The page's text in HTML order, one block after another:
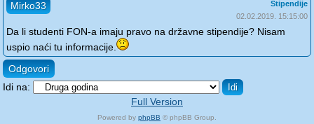
Mirko33
Stipendije
02.02.2019. 15:15:00
Da li studenti FON-a imaju pravo na državne stipendije? Nisam
uspio naći tu informacije.
Odgovori
Idi na:
Full Version
Powered by phpBB © phpBB Group.